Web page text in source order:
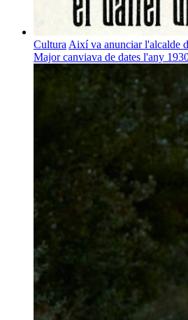
Cultura Així va anunciar l'alcalde
Major canviava de dates l'any